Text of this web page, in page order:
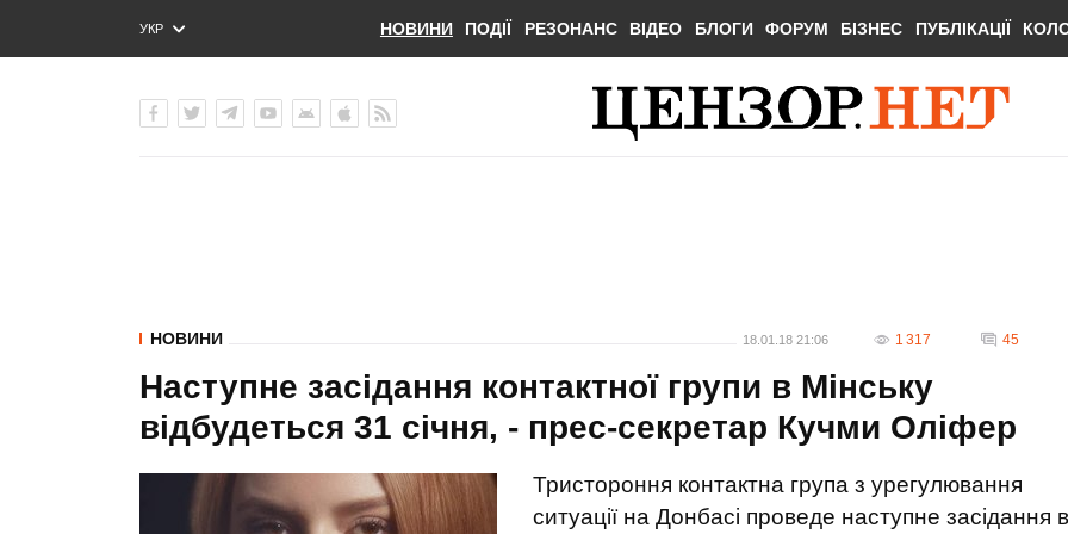
УКР
ENG
НОВИНИ ПОДІЇ РЕЗОНАНС ВІДЕО БЛОГИ ФОРУМ БІЗНЕС ПУБЛІКАЦІЇ
НОВИНИ 18.01.18 21:06 1 317 45
Наступне засідання контактної групи в Мінську
відбудеться 31 січня, - прес-секретар Кучми Оліфер
Тристороння контактна група з урегулювання
ситуації на Донбасі проведе наступне засідання в